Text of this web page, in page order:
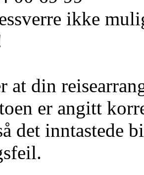
ikke
at din
er angitt
det inntastede